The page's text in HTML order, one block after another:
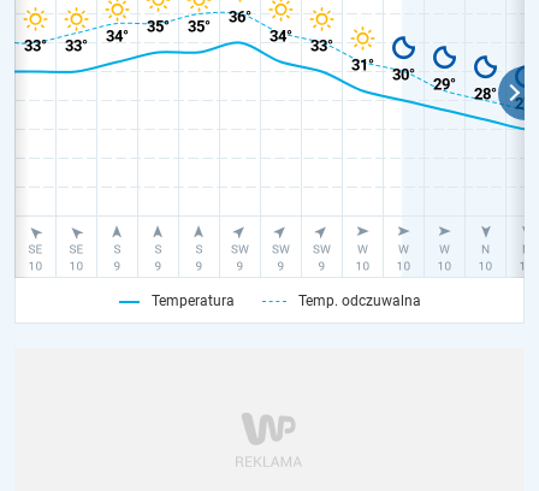
Temperatura Temp. odczuwalna